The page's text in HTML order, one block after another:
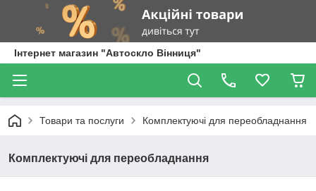
Інтернет магазин "Автоскло Вінниця"
Товари та послуги Комплектуючі для переобладнання
Комплектуючі для переобладнання